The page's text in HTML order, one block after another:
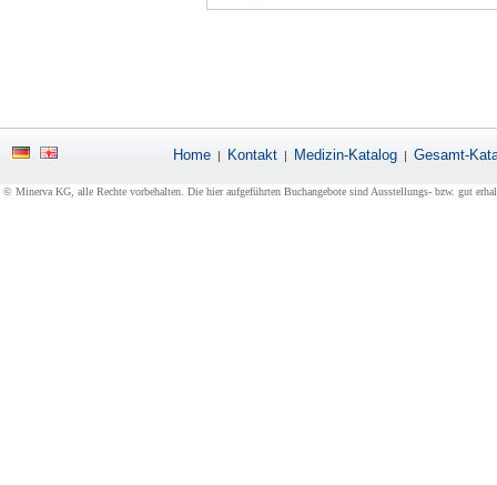
Home | Kontakt | Medizin-Katalog | Gesamt-
© Minerva KG, alle Rechte vorbehalten. Die hier aufgeführten Buchangebote sind Ausstellungs- bzw. gut